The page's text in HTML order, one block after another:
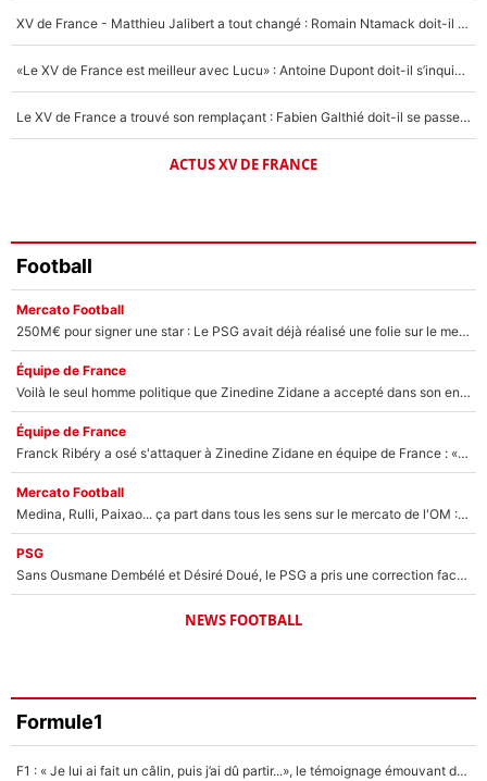
XV de France - Matthieu Jalibert a tout changé : Romain Ntamack doit-il s’inquiéter pour sa place à un an de la Coupe du monde ?
«Le XV de France est meilleur avec Lucu» : Antoine Dupont doit-il s’inquiéter pour sa place ?
Le XV de France a trouvé son remplaçant : Fabien Galthié doit-il se passer d'Antoine Dupont ?
ACTUS XV DE FRANCE
Football
Mercato Football
250M€ pour signer une star : Le PSG avait déjà réalisé une folie sur le mercato bien avant Neymar !
Équipe de France
Voilà le seul homme politique que Zinedine Zidane a accepté dans son entourage : «Je garde un très bon souvenir de lui»
Équipe de France
Franck Ribéry a osé s'attaquer à Zinedine Zidane en équipe de France : «Je n'aurais jamais fait ça»
Mercato Football
Medina, Rulli, Paixao... ça part dans tous les sens sur le mercato de l'OM : Frank McCourt va enfin récupérer l'argent qu'il attend ?
PSG
Sans Ousmane Dembélé et Désiré Doué, le PSG a pris une correction face à Majorque : Luis Enrique attend avec impatience des renforts !
NEWS FOOTBALL
Formule1
F1 : « Je lui ai fait un câlin, puis j’ai dû partir...», le témoignage émouvant de Max Verstappen sur sa fille